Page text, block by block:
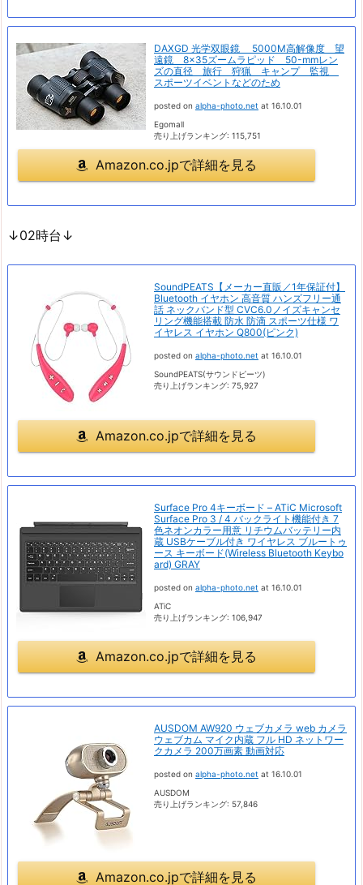
DAXGD 光学双眼鏡 5000M高解像度 望
遠鏡 8×35ズームラピッド 50-mmレン
ズの直径 旅行 狩猟 キャンプ 監視
スポーツイベントなどのため
posted on alpha-photo.net at 16.10.01
Egomall
売り上げランキング: 115,751
Amazon.co.jpで詳細を見る
↓02時台↓
SoundPEATS【メーカー直販／1年保証付】
Bluetooth イヤホン 高音質 ハンズフリー通
話 ネックバンド型 CVC6.0ノイズキャンセ
リング機能搭載 防水 防滴 スポーツ仕様 ワ
イヤレス イヤホン Q800(ピンク)
posted on alpha-photo.net at 16.10.01
SoundPEATS(サウンドピーツ)
売り上げランキング: 75,927
Amazon.co.jpで詳細を見る
Surface Pro 4キーボード – ATiC Microsoft
Surface Pro 3 / 4 バックライト機能付き 7
色ネオンカラー用意 リチウムバッテリー内
蔵 USBケーブル付き ワイヤレス ブルートゥ
ース キーボード(Wireless Bluetooth Keybo
ard) GRAY
posted on alpha-photo.net at 16.10.01
ATiC
売り上げランキング: 106,947
Amazon.co.jpで詳細を見る
AUSDOM AW920 ウェブカメラ web カメラ
ウェブカム マイク内蔵 フル HD ネットワー
クカメラ 200万画素 動画対応
posted on alpha-photo.net at 16.10.01
AUSDOM
売り上げランキング: 57,846
Amazon.co.jpで詳細を見る